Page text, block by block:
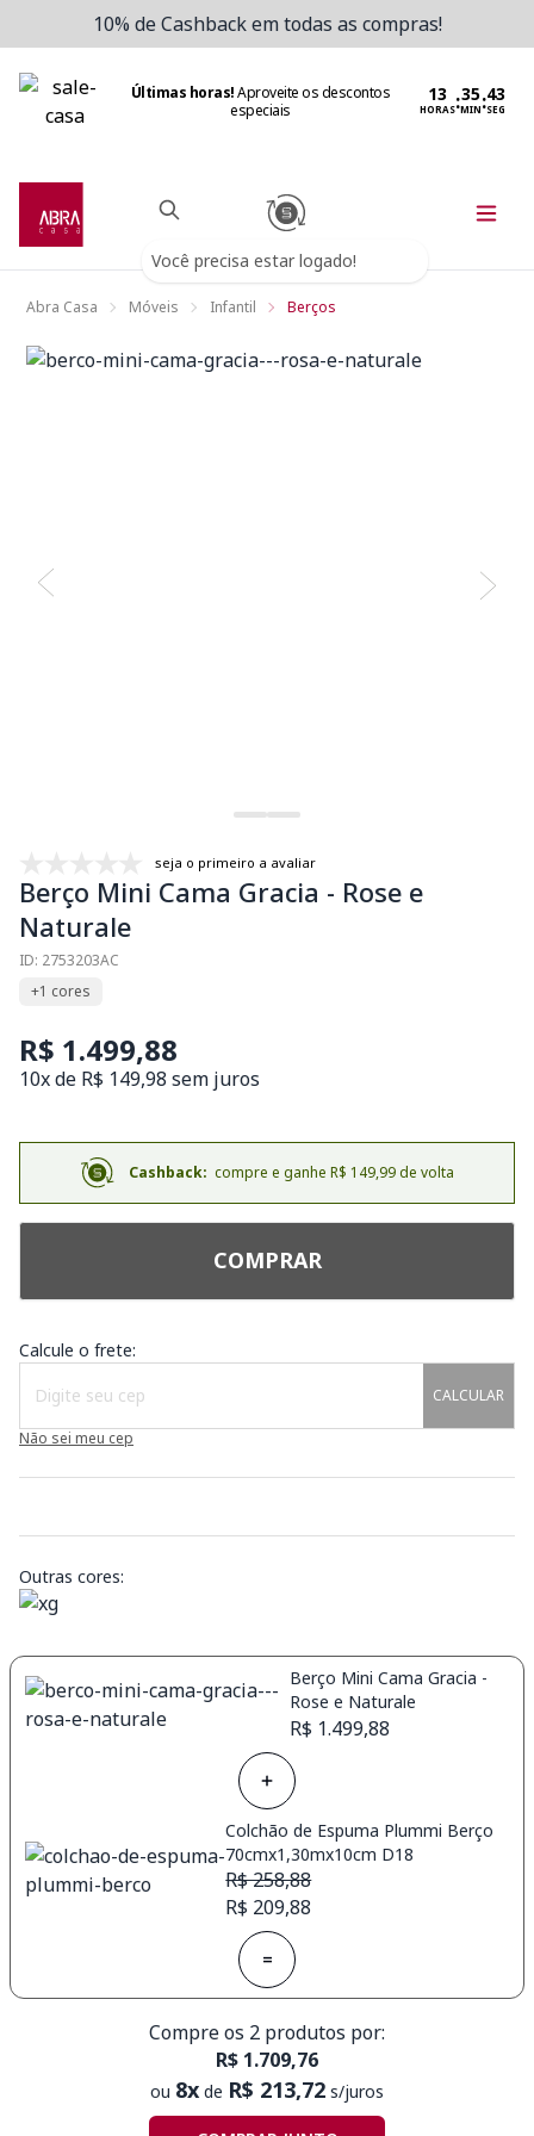
10% de Cashback em todas as compras!
Últimas horas!Aproveite os descontos
especiais
HORAS:MIN:SEG
Você precisa estar logado!
Abra Casa Móveis Infantil Berços
seja o primeiro a avaliar
Berço Mini Cama Gracia - Rose e
Naturale
ID: 2753203AC
+1 cores
R$ 1.499,88
10x de R$ 149,98 sem juros
Cashback: compre e ganhe R$ 149,99 de volta
COMPRAR
Calcule o frete:
CALCULAR
Não sei meu cep
Outras cores:
Berço Mini Cama Gracia -
Rose e Naturale
R$ 1.499,88
Colchão de Espuma Plummi Berço
70cmx1,30mx10cm D18
R$ 258,88
R$ 209,88
=
Compre os 2 produtos por:
R$ 1.709,76
ou 8x de R$ 213,72 s/juros